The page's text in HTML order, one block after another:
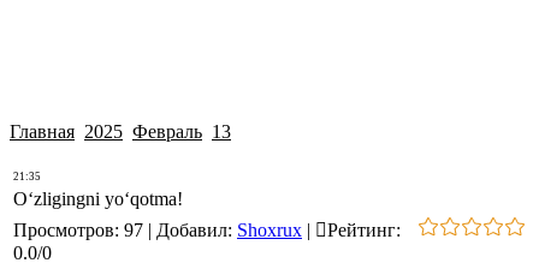
Главная 2025 Февраль 13
21:35
O‘zligingni yo‘qotma!
Просмотров: 97 | Добавил: Shoxrux | Рейтинг:
0.0/0